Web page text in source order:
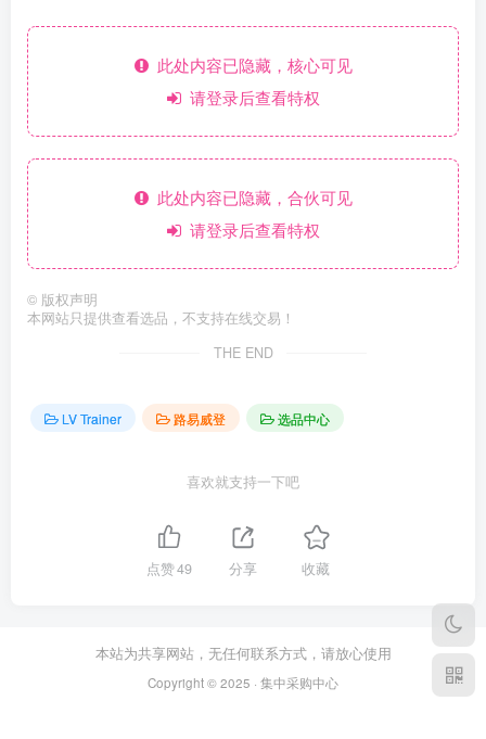
此处内容已隐藏，核心可见
请登录后查看特权
此处内容已隐藏，合伙可见
请登录后查看特权
© 版权声明
本网站只提供查看选品，不支持在线交易！
THE END
LV Trainer 路易威登 选品中心
喜欢就支持一下吧
点赞49 分享 收藏
本站为共享网站，无任何联系方式，请放心使用
Copyright © 2025 · 集中采购中心